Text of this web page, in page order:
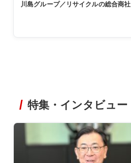
川島グループ／リサイクルの総合商社
特集・インタビュー